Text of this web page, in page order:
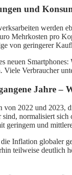
und
werden
Mehrkosten pro
von geringerer
neuen
Verbraucher
Jahre –
2022 und 2023,
normalisiert
geringem und
Inflation globaler
teilweise deutlich